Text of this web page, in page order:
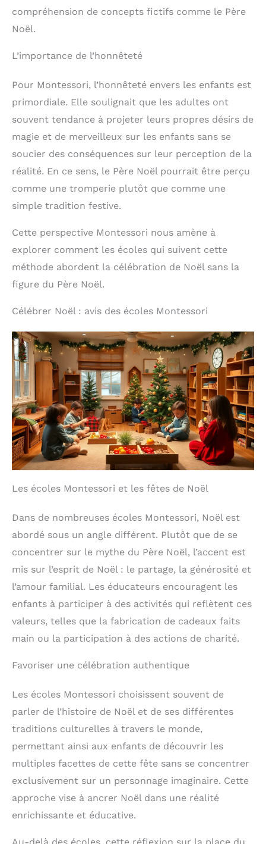
compréhension de concepts fictifs comme le Père
Noël.
L’importance de l’honnêteté
Pour Montessori, l’honnêteté envers les enfants est
primordiale. Elle soulignait que les adultes ont
souvent tendance à projeter leurs propres désirs de
magie et de merveilleux sur les enfants sans se
soucier des conséquences sur leur perception de la
réalité. En ce sens, le Père Noël pourrait être perçu
comme une tromperie plutôt que comme une
simple tradition festive.
Cette perspective Montessori nous amène à
explorer comment les écoles qui suivent cette
méthode abordent la célébration de Noël sans la
figure du Père Noël.
Célébrer Noël : avis des écoles Montessori
Les écoles Montessori et les fêtes de Noël
Dans de nombreuses écoles Montessori, Noël est
abordé sous un angle différent. Plutôt que de se
concentrer sur le mythe du Père Noël, l’accent est
mis sur l’esprit de Noël : le partage, la générosité et
l’amour familial. Les éducateurs encouragent les
enfants à participer à des activités qui reflètent ces
valeurs, telles que la fabrication de cadeaux faits
main ou la participation à des actions de charité.
Favoriser une célébration authentique
Les écoles Montessori choisissent souvent de
parler de l’histoire de Noël et de ses différentes
traditions culturelles à travers le monde,
permettant ainsi aux enfants de découvrir les
multiples facettes de cette fête sans se concentrer
exclusivement sur un personnage imaginaire. Cette
approche vise à ancrer Noël dans une réalité
enrichissante et éducative.